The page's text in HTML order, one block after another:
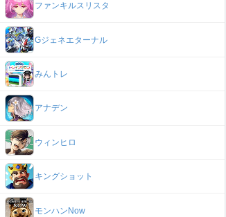
ファンキルスリスタ
Gジェネエターナル
みんトレ
アナデン
ウィンヒロ
キングショット
モンハンNow